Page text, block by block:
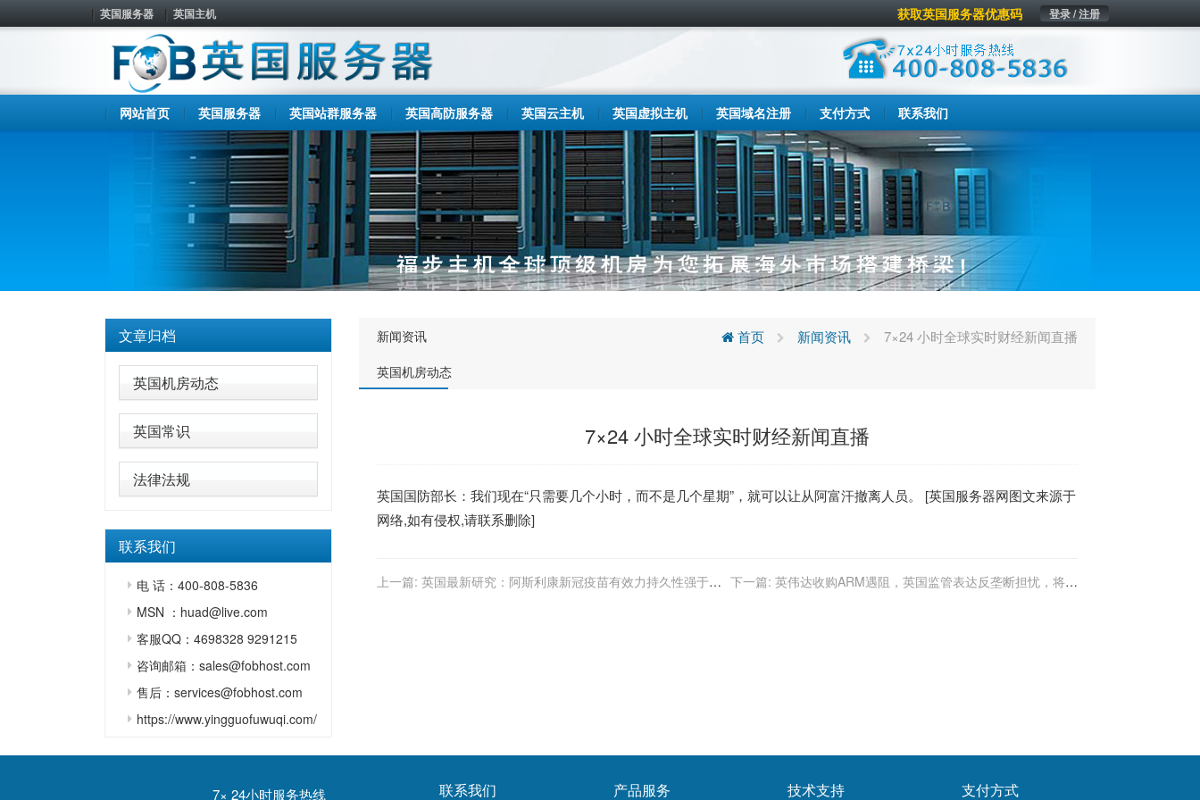
英国服务器 英国主机 登录 / 注册
获取英国服务器优惠码
网站首页 英国服务器 英国站群服务器 英国高防服务器 英国云主机 英国虚拟主机 英国域名注册 支付方式 联系我们
文章归档
英国机房动态
英国常识
法律法规
联系我们
电 话：400-808-5836
MSN ：huad@live.com
客服QQ：4698328 9291215
咨询邮箱：sales@fobhost.com
售后：services@fobhost.com
https://www.yingguofuwuqi.com/
新闻资讯
英国机房动态
首页 新闻资讯 7×24 小时全球实时财经新闻直播
7×24 小时全球实时财经新闻直播
英国国防部长：我们现在“只需要几个小时，而不是几个星期”，就可以让从阿富汗撤离人员。 [英国服务器网图文来源于
网络,如有侵权,请联系删除]
上一篇: 英国最新研究：阿斯利康新冠疫苗有效力持久性强于辉 下一篇: 英伟达收购ARM遇阻，英国监管表达反垄断担忧，将进
7× 24小时服务热线 联系我们 产品服务 技术支持 支付方式